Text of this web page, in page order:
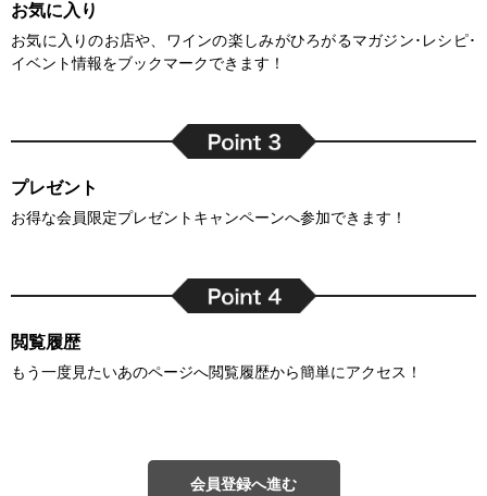
お気に入り
お気に入りのお店や、ワインの楽しみがひろがるマガジン･レシピ･
イベント情報をブックマークできます！
プレゼント
お得な会員限定プレゼントキャンペーンへ参加できます！
閲覧履歴
もう一度見たいあのページへ閲覧履歴から簡単にアクセス！
会員登録へ進む